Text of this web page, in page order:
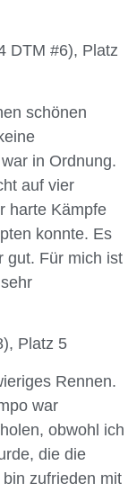
DTM #6), Platz
schönen
in Ordnung.
auf vier
harte Kämpfe
konnte. Es
gut. Für mich ist
Platz 5
Rennen.
war
obwohl ich
die die
zufrieden mit